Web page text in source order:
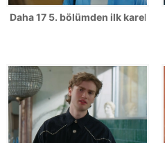
Daha 17 5. bölümden ilk kareler!